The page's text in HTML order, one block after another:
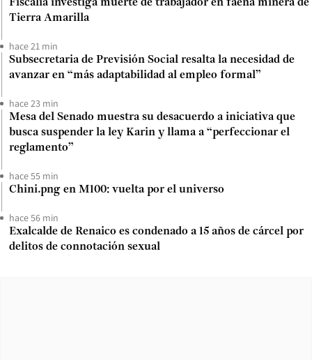
Fiscalía investiga muerte de trabajador en faena minera de
Tierra Amarilla
hace 21 min
Subsecretaria de Previsión Social resalta la necesidad de
avanzar en “más adaptabilidad al empleo formal”
hace 23 min
Mesa del Senado muestra su desacuerdo a iniciativa que
busca suspender la ley Karin y llama a “perfeccionar el
reglamento”
hace 55 min
Chini.png en M100: vuelta por el universo
hace 56 min
Exalcalde de Renaico es condenado a 15 años de cárcel por
delitos de connotación sexual